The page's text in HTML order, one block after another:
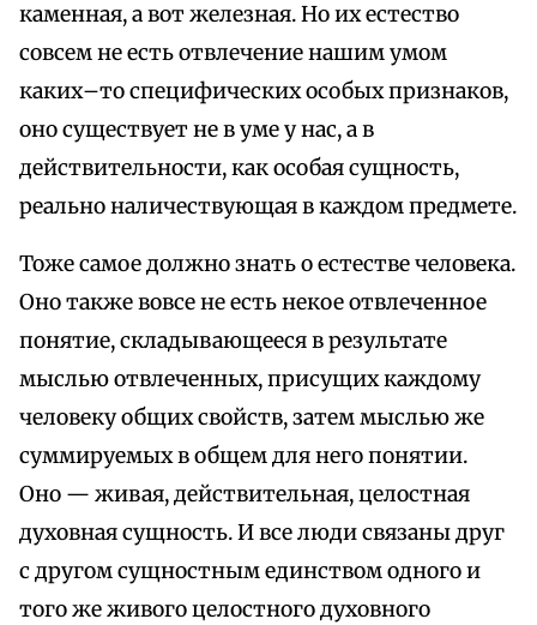
каменная, а вот железная. Но их естество
совсем не есть отвлечение нашим умом
каких–то специфических особых признаков,
оно существует не в уме у нас, а в
действительности, как особая сущность,
реально наличествующая в каждом предмете.
Тоже самое должно знать о естестве человека.
Оно также вовсе не есть некое отвлеченное
понятие, складывающееся в результате
мыслью отвлеченных, присущих каждому
человеку общих свойств, затем мыслью же
суммируемых в общем для него понятии.
Оно — живая, действительная, целостная
духовная сущность. И все люди связаны друг
с другом сущностным единством одного и
того же живого целостного духовного